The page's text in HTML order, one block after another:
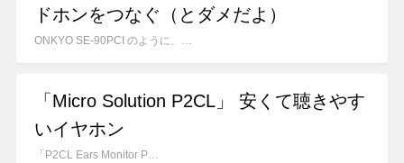
ドホンをつなぐ（とダメだよ）
ONKYO SE-90PCI のように、…
「Micro Solution P2CL」 安くて聴きやす
いイヤホン
「P2CL Ears Monitor P…